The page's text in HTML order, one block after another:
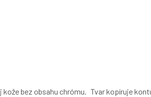
bez obsahu chrómu. Tvar kopíruje